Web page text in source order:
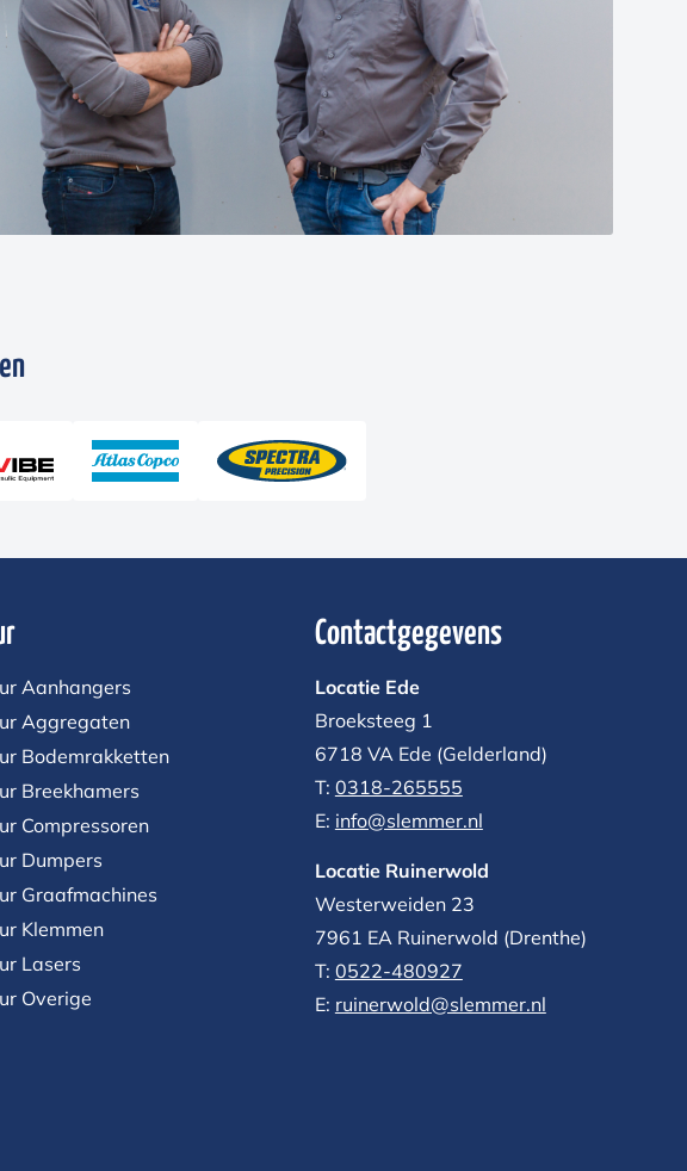
Aanhangers
Aggregaten
Bodemrakketten
Breekhamers
Compressoren
Dumpers
Graafmachines
Klemmen
Lasers
Overige
Contactgegevens
Locatie Ede
Broeksteeg 1
6718 VA Ede (Gelderland)
T: 0318-265555
E: info@slemmer.nl
Locatie Ruinerwold
Westerweiden 23
7961 EA Ruinerwold (Drenthe)
T: 0522-480927‬
E: ruinerwold@slemmer.nl